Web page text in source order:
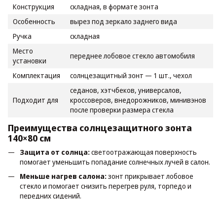
Конструкция
складная, в формате зонта
Особенность
вырез под зеркало заднего вида
Ручка
складная
Место
установки
переднее лобовое стекло автомобиля
Комплектация солнцезащитный зонт — 1 шт., чехол
Подходит для
седанов, хэтчбеков, универсалов,
кроссоверов, внедорожников, минивэнов
после проверки размера стекла
Преимущества солнцезащитного зонта
140×80 см
Защита от солнца:светоотражающая поверхность
помогает уменьшить попадание солнечных лучей в салон.
Меньше нагрев салона:зонт прикрывает лобовое
стекло и помогает снизить перегрев руля, торпедо и
передних сидений.